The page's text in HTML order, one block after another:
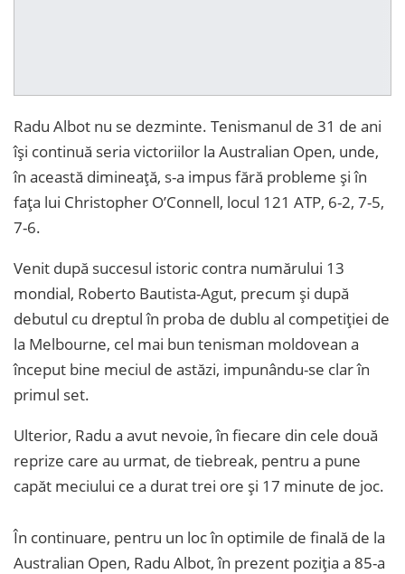
Radu Albot nu se dezminte. Tenismanul de 31 de ani
își continuă seria victoriilor la Australian Open, unde,
în această dimineață, s-a impus fără probleme și în
fața lui Christopher O’Connell, locul 121 ATP, 6-2, 7-5,
7-6.
Venit după succesul istoric contra numărului 13
mondial, Roberto Bautista-Agut, precum și după
debutul cu dreptul în proba de dublu al competiției de
la Melbourne, cel mai bun tenisman moldovean a
început bine meciul de astăzi, impunându-se clar în
primul set.
Ulterior, Radu a avut nevoie, în fiecare din cele două
reprize care au urmat, de tiebreak, pentru a pune
capăt meciului ce a durat trei ore și 17 minute de joc.
În continuare, pentru un loc în optimile de finală de la
Australian Open, Radu Albot, în prezent poziția a 85-a